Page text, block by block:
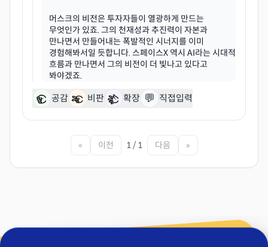
머스크의 비전은 투자자들이 열광하게 만드는
무엇인가 있죠. 그의 천재성과 추진력이 자본과
만나면서 만들어내는 폭발적인 시너지를 이미
경험해봐서일 듯합니다. 스페이스X 역시 AI라는 시대적
흐름과 만나면서 그의 비전이 더 빛나고 있다고
공감 비판 확장 💬 직접입력
« 이전 1 / 1 다음 »